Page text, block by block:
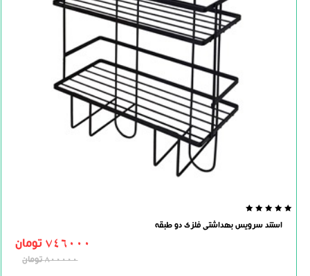
out
استند سرویس بهداشتی فلزی دو طبقه
746000 تومان
800000تومان